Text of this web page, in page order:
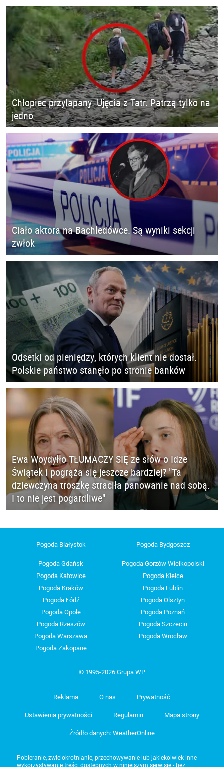
Chłopiec przyłapany. Ujęcia z Tatr. Patrzą tylko na
jedno
Ciało aktora na Bachledówce. Są wyniki sekcji
zwłok
Odsetki od pieniędzy, których klient nie dostał.
Polskie państwo stanęło po stronie banków
Ewa Woydyłło TŁUMACZY SIĘ ze słów o Idze
Świątek i pogrąża się jeszcze bardziej? "Ta
dziewczyna troszkę straciła panowanie nad sobą.
I to nie jest pogardliwe"
Pogoda Białystok Pogoda Bydgoszcz
Pogoda Gdańsk
Pogoda Gorzów Wielkopolski
Pogoda Katowice
Pogoda Kielce
Pogoda Kraków
Pogoda Lublin
Pogoda Łódź
Pogoda Olsztyn
Pogoda Opole
Pogoda Poznań
Pogoda Rzeszów
Pogoda Szczecin
Pogoda Warszawa
Pogoda Wrocław
Pogoda Zakopane
© 1995-2026 Grupa WP
Reklama O nas Prywatność
Ustawienia prywatności Regulamin Mapa strony
Źródło danych: WeatherOnline
Pobieranie, zwielokrotnianie, przechowywanie lub jakiekolwiek inne
wykorzystywanie treści dostępnych w niniejszym serwisie - bez